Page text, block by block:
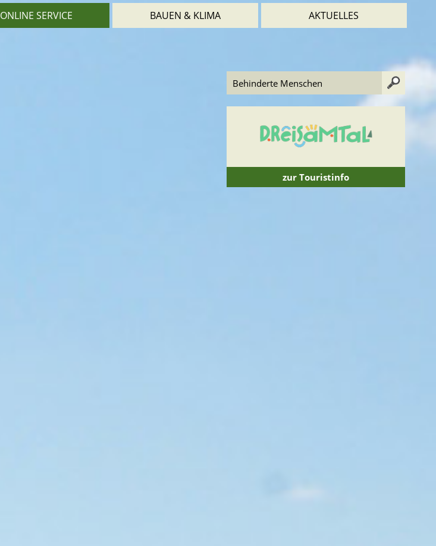
ONLINE SERVICE BAUEN & KLIMA AKTUELLES
zur Touristinfo